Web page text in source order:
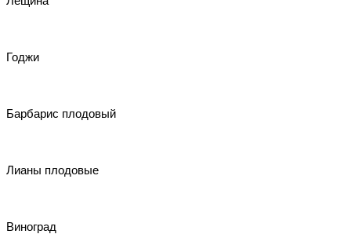
Годжи
Барбарис плодовый
Лианы плодовые
Виноград